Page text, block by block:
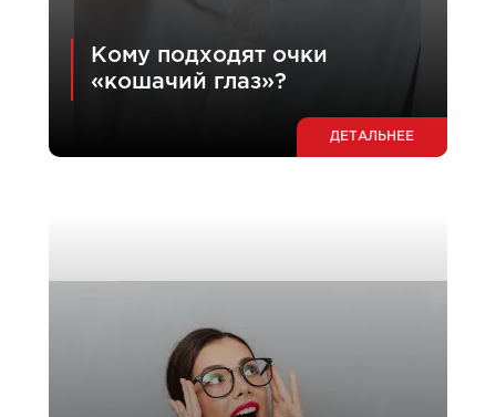
Кому подходят очки
«кошачий глаз»?
ДЕТАЛЬНЕЕ